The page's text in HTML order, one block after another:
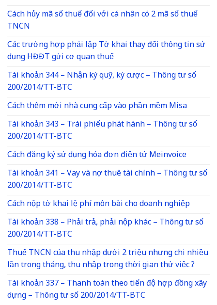
Cách hủy mã số thuế đối với cá nhân có 2 mã số thuế
TNCN
Các trường hợp phải lập Tờ khai thay đổi thông tin sử
dụng HĐĐT gửi cơ quan thuế
Tài khoản 344 – Nhận ký quỹ, ký cược – Thông tư số
200/2014/TT-BTC
Cách thêm mới nhà cung cấp vào phần mềm Misa
Tài khoản 343 – Trái phiếu phát hành – Thông tư số
200/2014/TT-BTC
Cách đăng ký sử dụng hóa đơn điện tử Meinvoice
Tài khoản 341 – Vay và nợ thuê tài chính – Thông tư số
200/2014/TT-BTC
Cách nộp tờ khai lệ phí môn bài cho doanh nghiệp
Tài khoản 338 – Phải trả, phải nộp khác – Thông tư số
200/2014/TT-BTC
Thuế TNCN của thu nhập dưới 2 triệu nhưng chi nhiều
lần trong tháng, thu nhập trong thời gian thử việc ?
Tài khoản 337 – Thanh toán theo tiến độ hợp đồng xây
dựng – Thông tư số 200/2014/TT-BTC